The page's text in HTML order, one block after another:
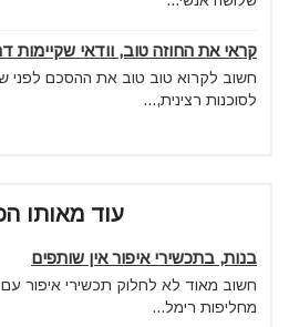
קראי את החוזה טוב, וודאי שקיימות
חשוב לקרוא טוב טוב את ההסכם לפני
לסוכנות רצינית,...
עוד מאותו
בנות, בתכשירי איפור אין שותפים
חשוב מאוד לא לחלוק תכשירי איפור
מחליפות רימל...